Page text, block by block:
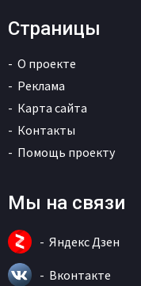
Страницы
О проекте
Реклама
Карта сайта
Контакты
Помощь проекту
Мы на связи
Яндекс Дзен
Вконтакте